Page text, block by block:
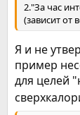
2."За час
(зависит от
Я и не
пример
для целей